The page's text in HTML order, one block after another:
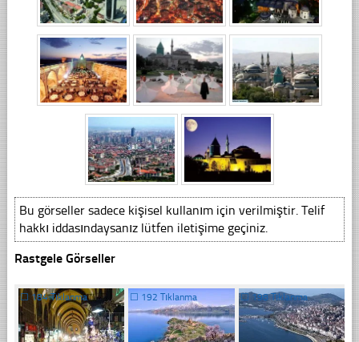
Bu görseller sadece kişisel kullanım için verilmiştir. Telif
hakkı iddasındaysanız lütfen iletişime geçiniz.
Rastgele Görseller
☐ 184 Tıklanma ☐ 192 Tıklanma ☐ 198 Tıklanma